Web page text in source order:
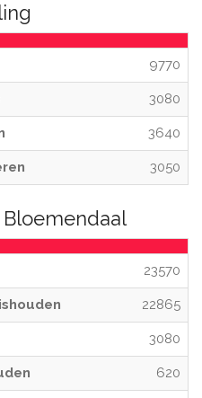
9770
3080
3640
3050
23570
22865
3080
620